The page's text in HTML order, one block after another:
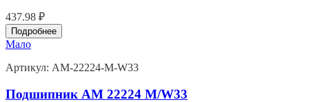
437.98 ₽
Подробнее
Мало
Артикул: AM-22224-M-W33
Подшипник AM 22224 M/W33